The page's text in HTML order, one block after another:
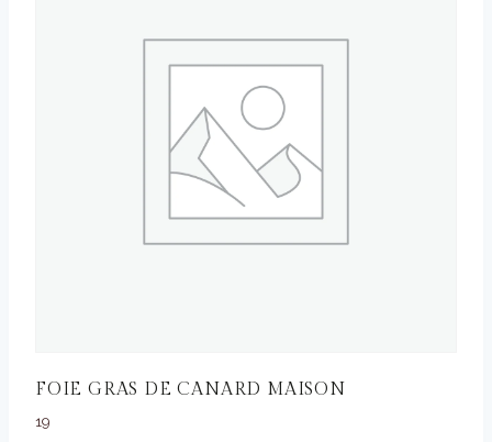
FOIE GRAS DE CANARD MAISON
19